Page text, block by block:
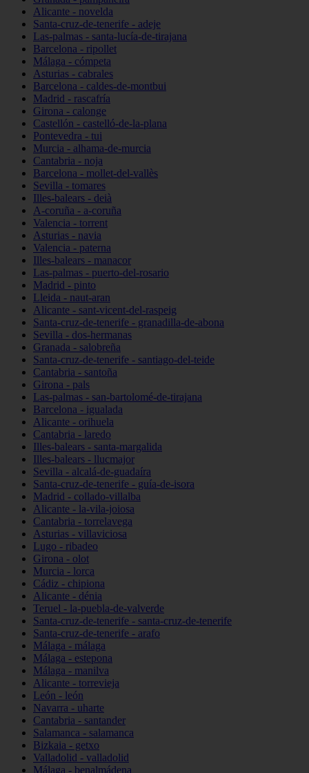
Alicante - novelda
Santa-cruz-de-tenerife - adeje
Las-palmas - santa-lucía-de-tirajana
Barcelona - ripollet
Málaga - cómpeta
Asturias - cabrales
Barcelona - caldes-de-montbui
Madrid - rascafría
Girona - calonge
Castellón - castelló-de-la-plana
Pontevedra - tui
Murcia - alhama-de-murcia
Cantabria - noja
Barcelona - mollet-del-vallès
Sevilla - tomares
Illes-balears - deià
A-coruña - a-coruña
Valencia - torrent
Asturias - navia
Valencia - paterna
Illes-balears - manacor
Las-palmas - puerto-del-rosario
Madrid - pinto
Lleida - naut-aran
Alicante - sant-vicent-del-raspeig
Santa-cruz-de-tenerife - granadilla-de-abona
Sevilla - dos-hermanas
Granada - salobreña
Santa-cruz-de-tenerife - santiago-del-teide
Cantabria - santoña
Girona - pals
Las-palmas - san-bartolomé-de-tirajana
Barcelona - igualada
Alicante - orihuela
Cantabria - laredo
Illes-balears - santa-margalida
Illes-balears - llucmajor
Sevilla - alcalá-de-guadaíra
Santa-cruz-de-tenerife - guía-de-isora
Madrid - collado-villalba
Alicante - la-vila-joiosa
Cantabria - torrelavega
Asturias - villaviciosa
Lugo - ribadeo
Girona - olot
Murcia - lorca
Cádiz - chipiona
Alicante - dénia
Teruel - la-puebla-de-valverde
Santa-cruz-de-tenerife - santa-cruz-de-tenerife
Santa-cruz-de-tenerife - arafo
Málaga - málaga
Málaga - estepona
Málaga - manilva
Alicante - torrevieja
León - león
Navarra - uharte
Cantabria - santander
Salamanca - salamanca
Bizkaia - getxo
Valladolid - valladolid
Málaga - benalmádena